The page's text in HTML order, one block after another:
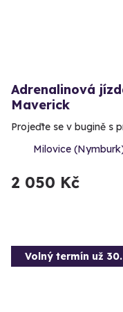
Adrenalinová
Maverick
Projeďte se v bugině s
Milovice
2 050 Kč
Volný termín už